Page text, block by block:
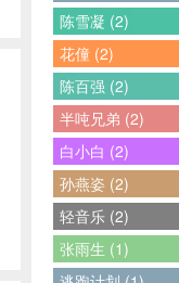
陈雪凝 (2)
花僮 (2)
陈百强 (2)
半吨兄弟 (2)
白小白 (2)
孙燕姿 (2)
轻音乐 (2)
张雨生 (1)